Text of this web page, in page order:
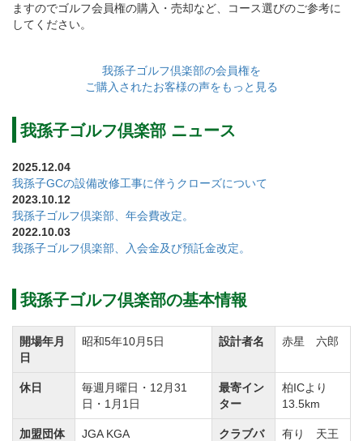
入会申込を行う者は、正会員2名の推薦を得て入会申込
する。但し、推薦者2名のうち少なくとも1名は、年間
・正会員が行うことのできる入会申込の推薦者は、正
・正会員、週間会員、家族会員など倶楽部が新規募集
する場合は、前項とは別に当該募集1回につき2名まで
推薦できるものとする。
①実施 令和4年12月1日以降に入会申込書が到着する
入会希望者に対して適用
②入会金及び預託金
【改定前】正会員：入会金3,300,000円（税込）＋預託
金1,000,000円
【改定後】正会員：入会金4,400,000円（税込）＋預託
ますのでゴルフ会員権の購入・売却など、コース選びのご参考に
してください。
我孫子ゴルフ倶楽部の会員権を
ご購入されたお客様の声をもっと見る
我孫子ゴルフ倶楽部 ニュース
2025.12.04
我孫子GCの設備改修工事に伴うクローズについて
2023.10.12
我孫子ゴルフ倶楽部、年会費改定。
2022.10.03
我孫子ゴルフ倶楽部、入会金及び預託金改定。
我孫子ゴルフ倶楽部の基本情報
開場年月
日
昭和5年10月5日 設計者名 赤星 六郎
休日
毎週月曜日・12月31
日・1月1日
最寄イン
ター
柏ICより
13.5km
加盟団体 JGA KGA
クラブバ
有り 天王